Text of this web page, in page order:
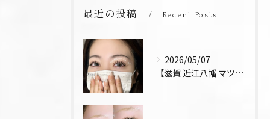
最近の投稿 Recent Posts
2026/05/07
【滋賀 近江八幡 マツエク デザインキープラッシュ 束感 お...